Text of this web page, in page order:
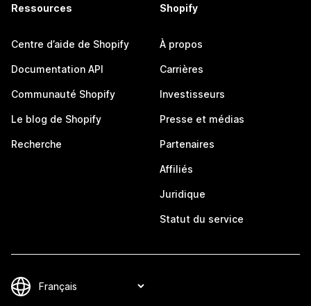
Ressources
Centre d’aide de Shopify
Documentation API
Communauté Shopify
Le blog de Shopify
Recherche
Shopify
À propos
Carrières
Investisseurs
Presse et médias
Partenaires
Affiliés
Juridique
Statut du service